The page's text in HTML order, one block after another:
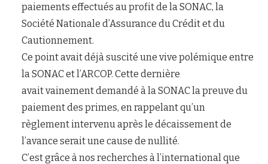
paiements effectués au profit de la SONAC, la
Société Nationale d’Assurance du Crédit et du
Cautionnement.
Ce point avait déjà suscité une vive polémique entre
la SONAC et l’ARCOP. Cette dernière
avait vainement demandé à la SONAC la preuve du
paiement des primes, en rappelant qu’un
règlement intervenu après le décaissement de
l’avance serait une cause de nullité.
C’est grâce à nos recherches à l’international que